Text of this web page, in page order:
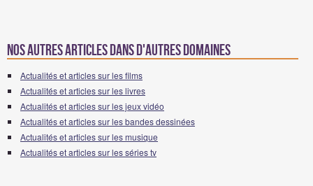
Nos autres articles dans d'autres domaines
Actualités et articles sur les films
Actualités et articles sur les livres
Actualités et articles sur les jeux vidéo
Actualités et articles sur les bandes dessinées
Actualités et articles sur les musique
Actualités et articles sur les séries tv